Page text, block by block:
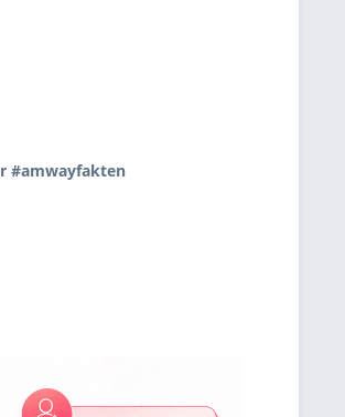
#amwayfakten